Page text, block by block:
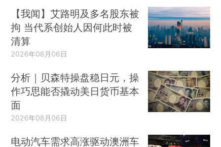
【我闻】艾路明及多名股东被
拘 当代系创始人因何此时被
清算
2026年08月06日
分析｜贝森特操盘稳日元，操
作巧思能否撬动美日货币基本
面
2026年08月06日
电动汽车需求高涨驱动澳洲车